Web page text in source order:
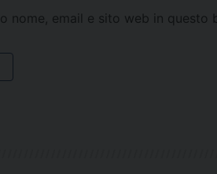
nome, email e sito web in questo